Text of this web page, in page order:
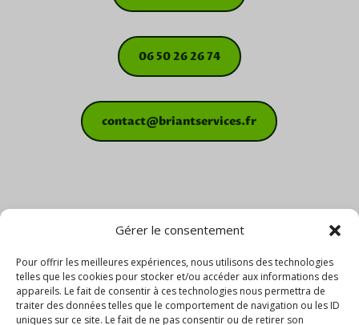
Gérer le consentement
Pour offrir les meilleures expériences, nous utilisons des technologies
telles que les cookies pour stocker et/ou accéder aux informations des
appareils. Le fait de consentir à ces technologies nous permettra de
traiter des données telles que le comportement de navigation ou les ID
uniques sur ce site. Le fait de ne pas consentir ou de retirer son
06 50 26 26 74
contact@briantservices.fr